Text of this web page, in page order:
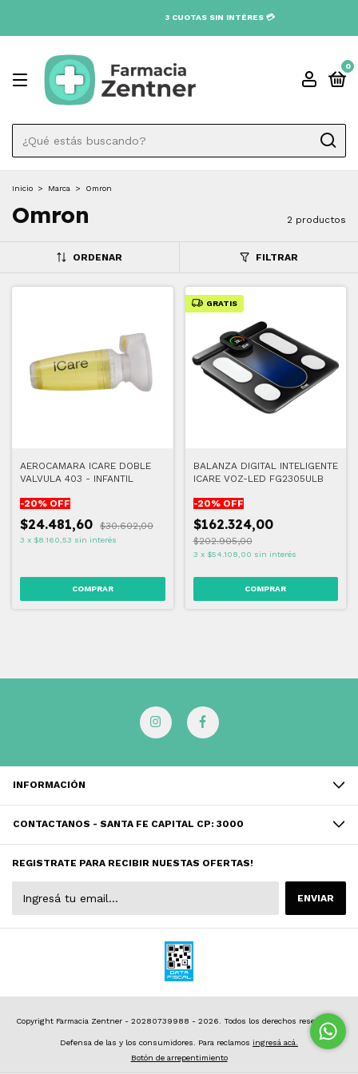
3 CUOTAS SIN INTÉRES 💳
0
Inicio > Marca > Omron
Omron 2 productos
ORDENAR FILTRAR
AEROCAMARA ICARE DOBLE
VALVULA 403 - INFANTIL
-20% OFF
$24.481,60 $30.602,00
3 x $8.160,53 sin interés
GRATIS
BALANZA DIGITAL INTELIGENTE
ICARE VOZ-LED FG2305ULB
-20% OFF
$162.324,00
$202.905,00
3 x $54.108,00 sin interés
INFORMACIÓN
CONTACTANOS - SANTA FE CAPITAL CP: 3000
REGISTRATE PARA RECIBIR NUESTAS OFERTAS!
Copyright Farmacia Zentner - 20280739988 - 2026. Todos los derechos reservados.
Defensa de las y los consumidores. Para reclamos ingresá acá.
Botón de arrepentimiento